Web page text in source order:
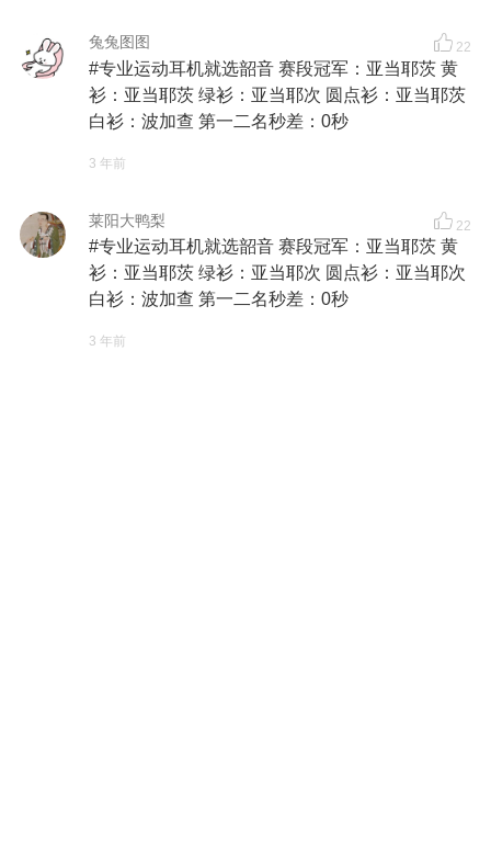
兔兔图图 22
#专业运动耳机就选韶音 赛段冠军：亚当耶茨 黄
衫：亚当耶茨 绿衫：亚当耶次 圆点衫：亚当耶茨
白衫：波加查 第一二名秒差：0秒
3 年前
莱阳大鸭梨 22
#专业运动耳机就选韶音 赛段冠军：亚当耶茨 黄
衫：亚当耶茨 绿衫：亚当耶次 圆点衫：亚当耶次
白衫：波加查 第一二名秒差：0秒
3 年前